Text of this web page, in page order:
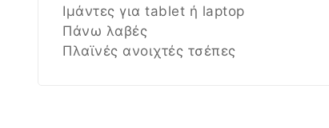
Ιμάντες για tablet ή laptop
Πάνω λαβές
Πλαϊνές ανοιχτές τσέπες